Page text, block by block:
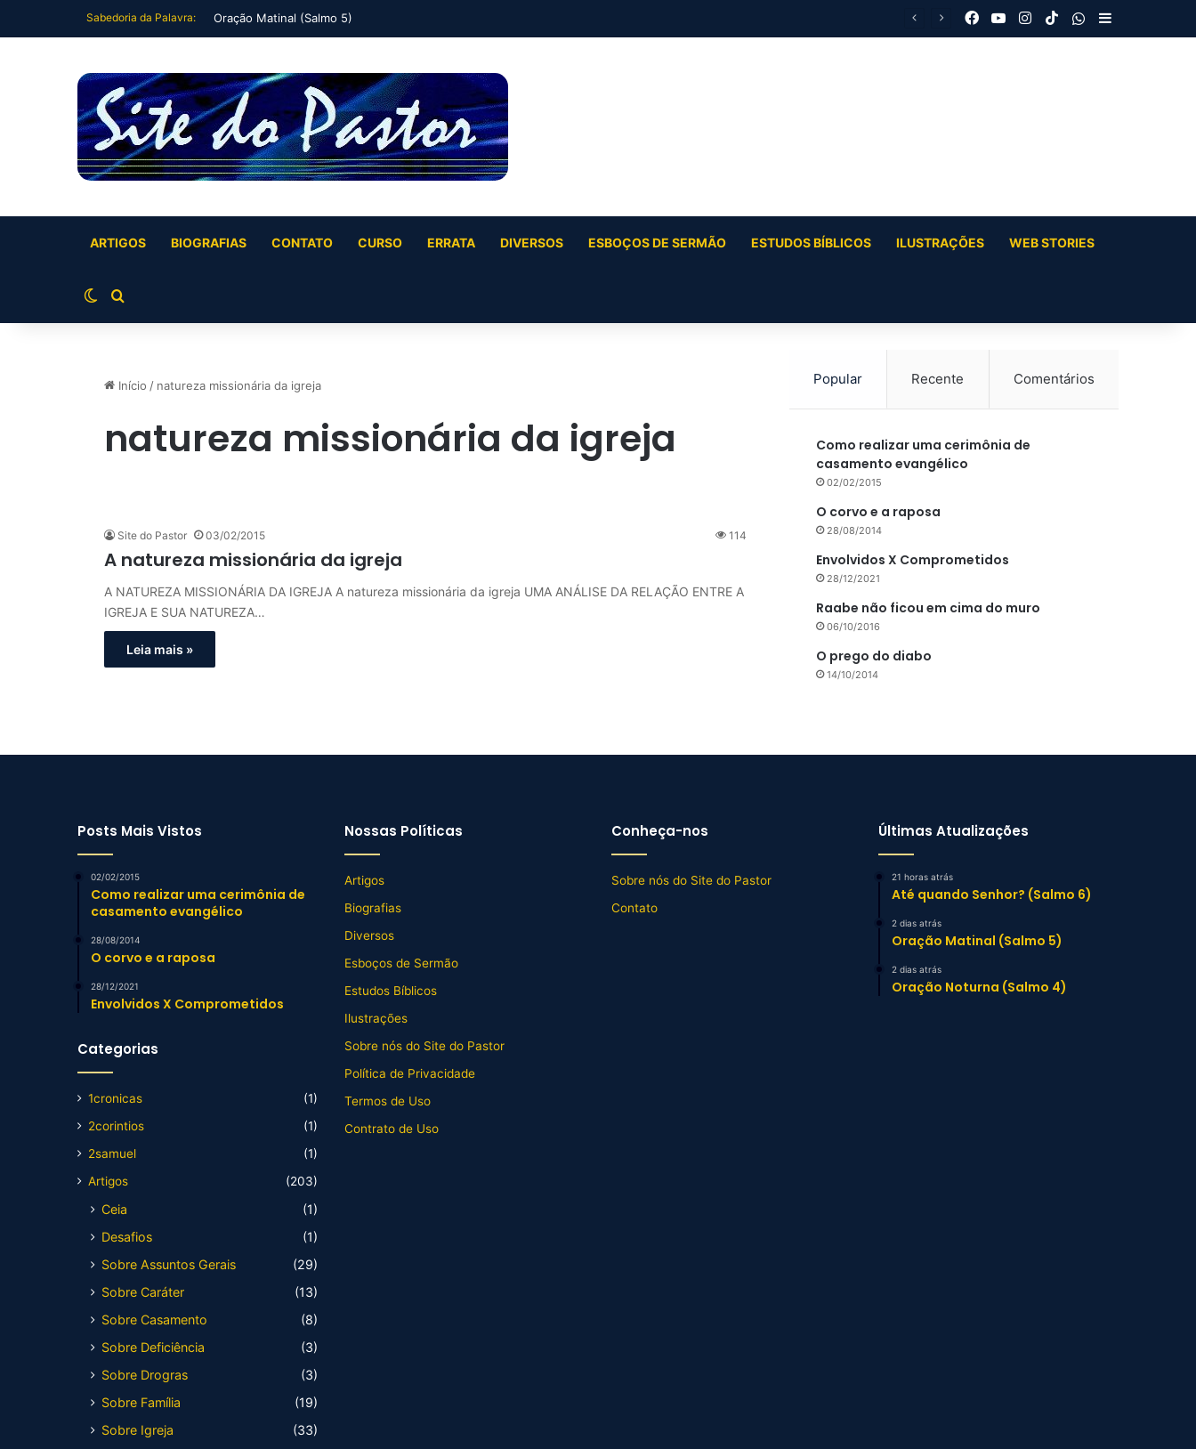
Sabedoria da Palavra: Oração Noturna (Salmo 4) Facebook
YouTubeInstagram
TikTokWhatsApp
Barra Lateral
ARTIGOS BIOGRAFIAS CONTATO CURSO ERRATA DIVERSOS ESBOÇOS DE SERMÃO ESTUDOS BÍBLICOS ILUSTRAÇÕES WEB STORIES
Switch skin
Buscar por
Início / natureza missionária da igreja
natureza missionária da igreja
Site do Pastor 03/02/2015 114
A natureza missionária da igreja
A NATUREZA MISSIONÁRIA DA IGREJA A natureza missionária da igreja UMA ANÁLISE DA RELAÇÃO ENTRE A
IGREJA E SUA NATUREZA…
Leia mais »
Popular Recente Comentários
Como realizar uma cerimônia de
casamento evangélico
02/02/2015
O corvo e a raposa
28/08/2014
Envolvidos X Comprometidos
28/12/2021
Raabe não ficou em cima do muro
06/10/2016
O prego do diabo
14/10/2014
Posts Mais Vistos
02/02/2015
Como realizar uma cerimônia de
casamento evangélico
28/08/2014
O corvo e a raposa
28/12/2021
Envolvidos X Comprometidos
Categorias
1cronicas
(1)
2corintios
(1)
2samuel
(1)
Artigos
(203)
Ceia
(1)
Desafios
(1)
Sobre Assuntos Gerais
(29)
Sobre Caráter
(13)
Sobre Casamento
(8)
Sobre Deficiência
(3)
Sobre Drogras
(3)
Sobre Família
(19)
Sobre Igreja
(33)
Nossas Políticas
Artigos
Biografias
Diversos
Esboços de Sermão
Estudos Bíblicos
Ilustrações
Sobre nós do Site do Pastor
Política de Privacidade
Termos de Uso
Contrato de Uso
Conheça-nos
Sobre nós do Site do Pastor
Contato
Últimas Atualizações
21 horas atrás
Até quando Senhor? (Salmo 6)
2 dias atrás
Oração Matinal (Salmo 5)
2 dias atrás
Oração Noturna (Salmo 4)